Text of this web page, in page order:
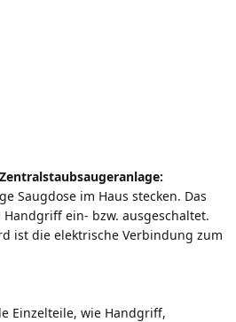
Zentralstaubsaugeranlage:
Saugdose im Haus stecken. Das
ein- bzw. ausgeschaltet.
ist die elektrische Verbindung zum
Einzelteile, wie Handgriff,